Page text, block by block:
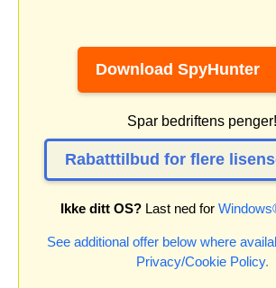
Download SpyHunter
Spar bedriftens penger!
Rabatttilbud for flere
Ikke ditt OS? Last ned for
See additional offer below where
Privacy/Cookie Policy.